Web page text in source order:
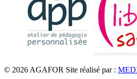
© 2026 AGAFOR Site réalisé par :